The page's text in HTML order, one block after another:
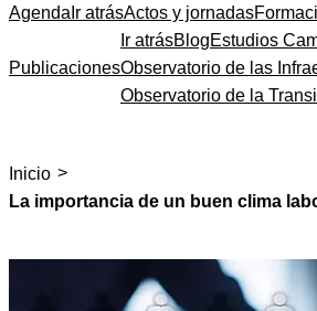
Agenda Ir atrásActos y jornadas
Publicaciones
Ir atrásBlogEstudios
Observatorio de las
Observatorio de la
Inicio >
La importancia de un buen clima